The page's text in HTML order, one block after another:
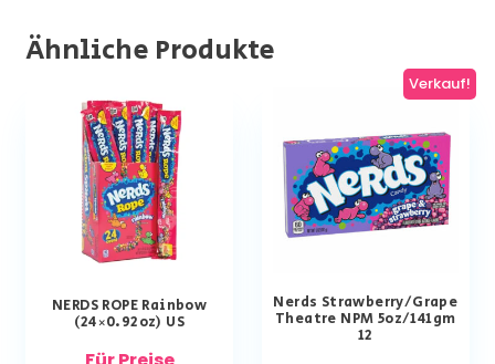
Ähnliche Produkte
NERDS ROPE Rainbow
(24×0.92oz) US
Verkauf!
Nerds Strawberry/Grape
Theatre NPM 5oz/141gm
12